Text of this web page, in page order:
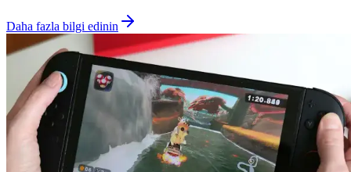
Daha fazla bilgi edinin